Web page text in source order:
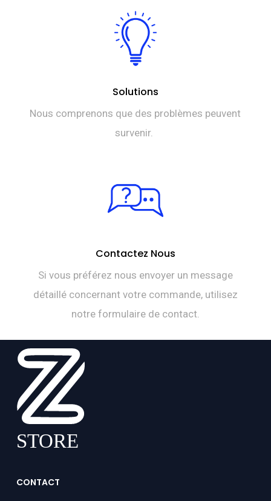
Solutions
Nous comprenons que des problèmes peuvent
survenir.
Contactez Nous
Si vous préférez nous envoyer un message
détaillé concernant votre commande, utilisez
notre formulaire de contact.
CONTACT